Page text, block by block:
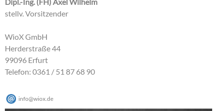
stellv. Vorsitzender
WioX GmbH
Herderstraße 44
99096 Erfurt
Telefon: 0361 / 51 87 68 90
info@wiox.de